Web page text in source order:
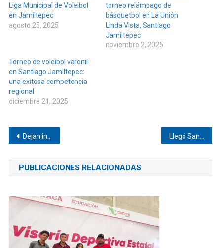
Liga Municipal de Voleibol
en Jamiltepec
agosto 25, 2025
torneo relámpago de
básquetbol en La Unión
Linda Vista, Santiago
Jamiltepec
noviembre 2, 2025
Torneo de voleibol varonil
en Santiago Jamiltepec:
una exitosa competencia
regional
diciembre 21, 2025
Navegación
de
entradas
Dejan incomunicado a Tepetlapa
PUBLICACIONES RELACIONADAS